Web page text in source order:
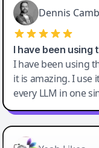
Dennis
I have been using
I have been using
it is amazing. I use
every LLM in one